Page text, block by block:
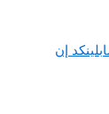
لينكد إن